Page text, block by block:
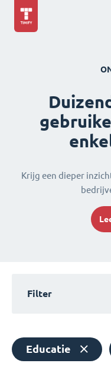
Krijg een dieper
Filter
Educatie